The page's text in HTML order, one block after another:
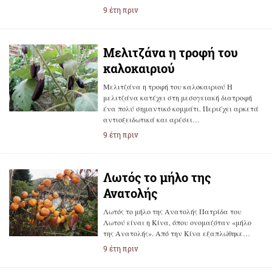
9 έτη πριν
Μελιτζάνα η τροφή του
καλοκαιριού
Μελιτζάνα η τροφή του καλοκαιριού H
μελιτζάνα κατέχει στη μεσογειακή διατροφή
ένα πολύ σημαντικό κομμάτι. Περιέχει αρκετά
αντιοξειδωτικά και αρέσει…
9 έτη πριν
Λωτός το μήλο της
Ανατολής
Λωτός το μήλο της Ανατολής Πατρίδα του
Λωτού είναι η Κίνα, όπου ονομαζόταν «μήλο
της Ανατολής». Από την Κίνα εξαπλώθηκε…
9 έτη πριν